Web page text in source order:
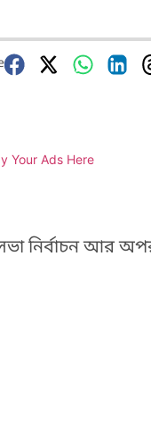
Your Ads Here
নির্বাচন আর